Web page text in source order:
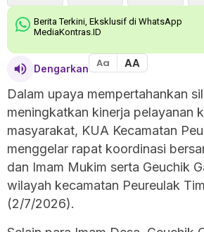
Berita Terkini, Eksklusif di WhatsApp
MediaKontras.ID
Dengarkan Aa AA
Dalam upaya mempertahankan
meningkatkan kinerja pelayanan
masyarakat, KUA Kecamatan
menggelar rapat koordinasi
dan Imam Mukim serta Geuchik
wilayah kecamatan Peureulak
(2/7/2026).